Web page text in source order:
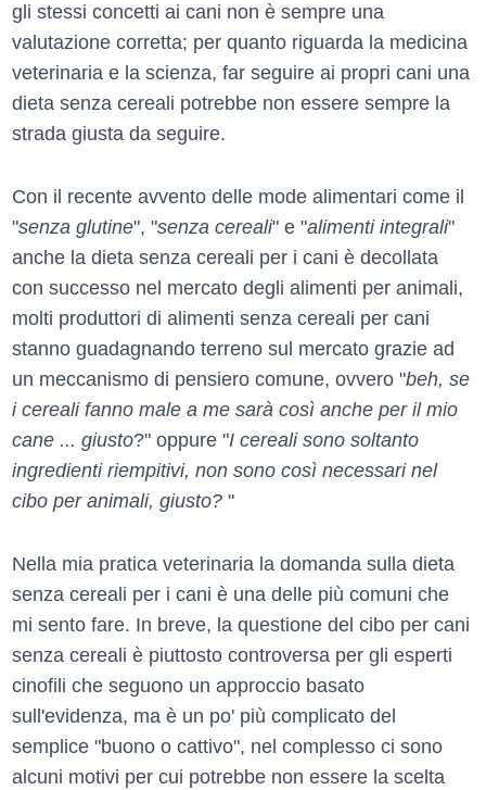
gli stessi concetti ai cani non è sempre una
valutazione corretta; per quanto riguarda la medicina
veterinaria e la scienza, far seguire ai propri cani una
dieta senza cereali potrebbe non essere sempre la
strada giusta da seguire.
Con il recente avvento delle mode alimentari come il
"senza glutine", "senza cereali" e "alimenti integrali"
anche la dieta senza cereali per i cani è decollata
con successo nel mercato degli alimenti per animali,
molti produttori di alimenti senza cereali per cani
stanno guadagnando terreno sul mercato grazie ad
un meccanismo di pensiero comune, ovvero "beh, se
i cereali fanno male a me sarà così anche per il mio
cane ... giusto?" oppure "I cereali sono soltanto
ingredienti riempitivi, non sono così necessari nel
cibo per animali, giusto? "
Nella mia pratica veterinaria la domanda sulla dieta
senza cereali per i cani è una delle più comuni che
mi sento fare. In breve, la questione del cibo per cani
senza cereali è piuttosto controversa per gli esperti
cinofili che seguono un approccio basato
sull'evidenza, ma è un po' più complicato del
semplice "buono o cattivo", nel complesso ci sono
alcuni motivi per cui potrebbe non essere la scelta